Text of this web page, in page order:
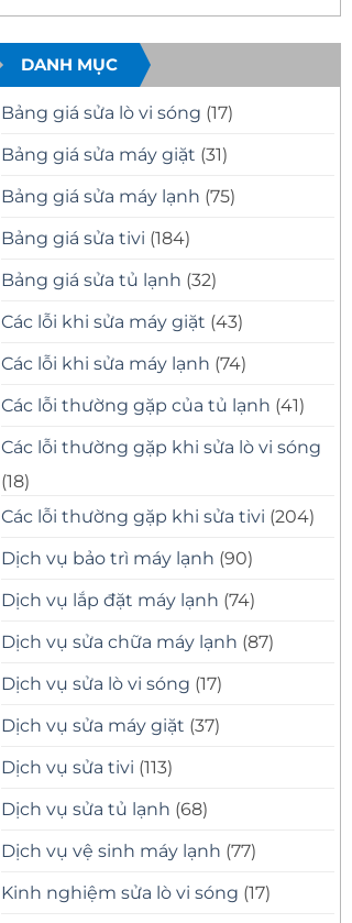
Giá
Bạch
–
Mặt
Đúng
Tivi
Tại
Nhà
Quận
10
Uy
Tín
Mặt
Nhanh
30
Phút
có
luận
ở
Dịch
Vụ
Sửa
Tivi
Tại
Nhà
8
Chuyên
DANH MỤC
Bảng giá sửa lò vi sóng (17)
Bảng giá sửa máy giặt (31)
Bảng giá sửa máy lạnh (75)
Bảng giá sửa tivi (184)
Bảng giá sửa tủ lạnh (32)
Các lỗi khi sửa máy giặt (43)
Các lỗi khi sửa máy lạnh (74)
Các lỗi thường gặp của tủ lạnh (41)
Các lỗi thường gặp khi sửa lò vi sóng
(18)
Các lỗi thường gặp khi sửa tivi (204)
Dịch vụ bảo trì máy lạnh (90)
Dịch vụ lắp đặt máy lạnh (74)
Dịch vụ sửa chữa máy lạnh (87)
Dịch vụ sửa lò vi sóng (17)
Dịch vụ sửa máy giặt (37)
Dịch vụ sửa tivi (113)
Dịch vụ sửa tủ lạnh (68)
Dịch vụ vệ sinh máy lạnh (77)
Kinh nghiệm sửa lò vi sóng (17)